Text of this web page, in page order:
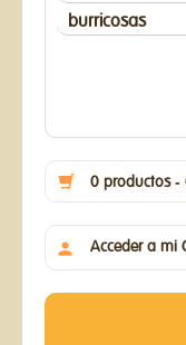
burricosas
0 productos -
Acceder a mi